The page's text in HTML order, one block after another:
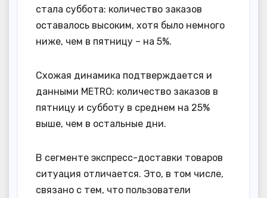
стала суббота: количество заказов
оставалось высоким, хотя было немного
ниже, чем в пятницу – на 5%.
Схожая динамика подтверждается и
данными METRO: количество заказов в
пятницу и субботу в среднем на 25%
выше, чем в остальные дни.
В сегменте экспресс-доставки товаров
ситуация отличается. Это, в том числе,
связано с тем, что пользователи